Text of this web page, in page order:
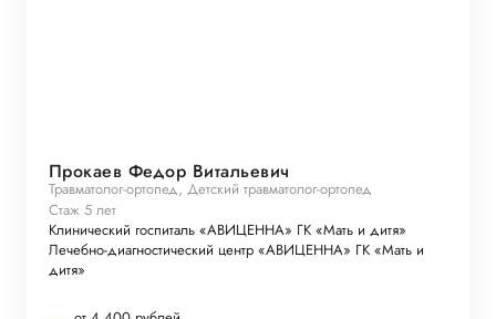
Прокаев Федор Витальевич
Травматолог-ортопед, Детский травматолог-ортопед
Стаж 5 лет
Клинический госпиталь «АВИЦЕННА» ГК «Мать и дитя»
Лечебно-диагностический центр «АВИЦЕННА» ГК «Мать и
дитя»